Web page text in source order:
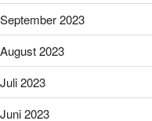
September 2023
August 2023
Juli 2023
Juni 2023